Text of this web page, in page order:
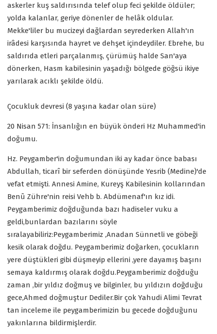
askerler kuş saldırısında telef olup feci şekilde öldüler;
yolda kalanlar, geriye dönenler de helâk oldular.
Mekke'liler bu mucizeyi dağlardan seyrederken Allah'ın
irâdesi karşısında hayret ve dehşet içindeydiler. Ebrehe, bu
saldırıda etleri parçalanmış, çürümüş halde San'aya
dönerken, Hasm kabilesinin yaşadığı bölgede göğsü ikiye
yarılarak acıklı şekilde öldü.
Çocukluk devresi (8 yaşına kadar olan süre)
20 Nisan 571: İnsanlığın en büyük önderi Hz Muhammed'in
doğumu.
Hz. Peygamber'in doğumundan iki ay kadar önce babası
Abdullah, ticarî bir seferden dönüşünde Yesrib (Medine)'de
vefat etmişti. Annesi Amine, Kureyş Kabilesinin kollarından
Benû Zühre'nin reisi Vehb b. Abdümenaf'ın kız idi.
Peygamberimiz doğduğunda bazı hadiseler vuku a
geldi,bunlardan bazılarını söyle
sıralayabiliriz:Peygamberimiz ,Anadan Sünnetli ve göbeği
kesik olarak doğdu. Peygamberimiz doğarken, çocukların
yere düştükleri gibi düşmeyip ellerini ,yere dayamış başını
semaya kaldırmış olarak doğdu.Peygamberimiz doğduğu
zaman ,bir yıldız doğmuş ve bilginler, bu yıldızın doğduğu
gece,Ahmed doğmuştur Dediler.Bir çok Yahudi Alimi Tevrat
tan inceleme ile peygamberimizin bu gecede doğduğunu
yakınlarına bildirmişlerdir.